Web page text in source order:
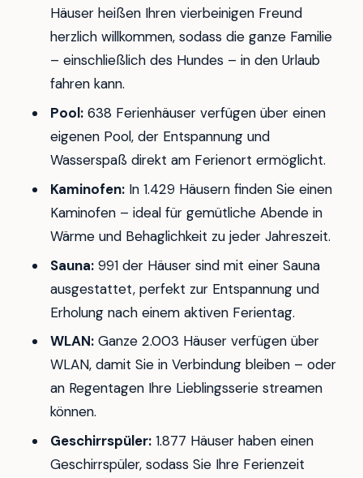
Häuser heißen Ihren vierbeinigen Freund
herzlich willkommen, sodass die ganze Familie
– einschließlich des Hundes – in den Urlaub
fahren kann.
Pool:638 Ferienhäuser verfügen über einen
eigenen Pool, der Entspannung und
Wasserspaß direkt am Ferienort ermöglicht.
Kaminofen:In 1.429 Häusern finden Sie einen
Kaminofen – ideal für gemütliche Abende in
Wärme und Behaglichkeit zu jeder Jahreszeit.
Sauna:991 der Häuser sind mit einer Sauna
ausgestattet, perfekt zur Entspannung und
Erholung nach einem aktiven Ferientag.
WLAN:Ganze 2.003 Häuser verfügen über
WLAN, damit Sie in Verbindung bleiben – oder
an Regentagen Ihre Lieblingsserie streamen
können.
Geschirrspüler:1.877 Häuser haben einen
Geschirrspüler, sodass Sie Ihre Ferienzeit